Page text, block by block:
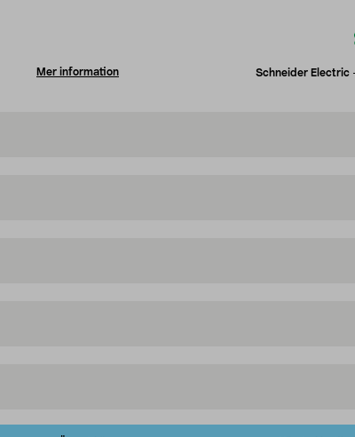
Mer information Schneider Electric